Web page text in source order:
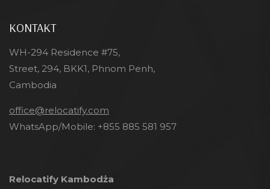
KONTAKT
WH-294 Residence #75,
Street, 294, BKK1, Phnom Penh,
Cambodia
office@relocatify.com
WhatsApp/Mobile: +855 885 581 957
Relocatify Kambodża